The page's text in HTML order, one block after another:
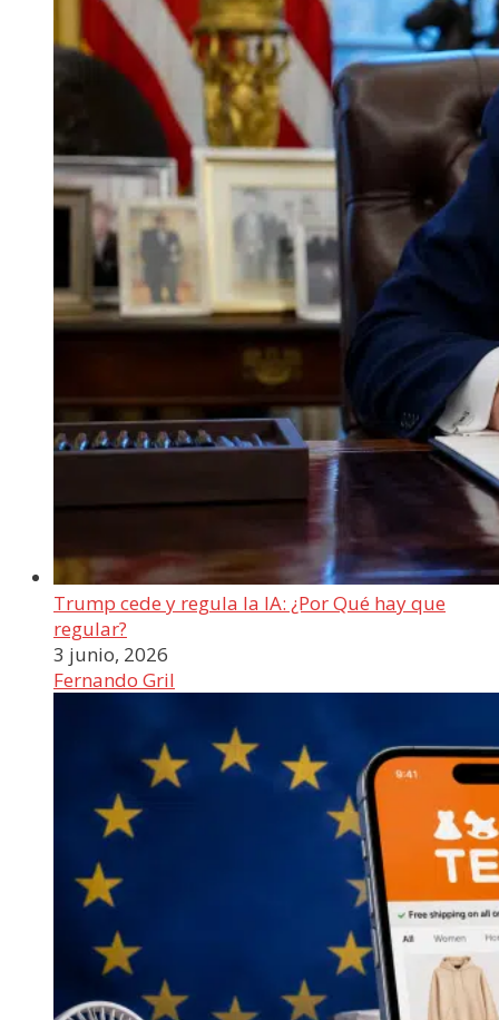
Trump cede y regula la IA: ¿Por Qué hay que
regular?
3 junio, 2026
Fernando Gril